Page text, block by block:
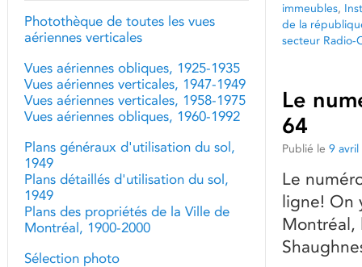
immeubles,
de la
secteur Radio-
Le
64
Publié le 9
Le
ligne! On
Montréal,
Photothèque de toutes les vues
aériennes verticales
Vues aériennes obliques, 1925-1935
Vues aériennes verticales, 1947-1949
Vues aériennes verticales, 1958-1975
Vues aériennes obliques, 1960-1992
Plans généraux d'utilisation du sol,
1949
Plans détaillés d'utilisation du sol,
1949
Plans des propriétés de la Ville de
Montréal, 1900-2000
Sélection photo